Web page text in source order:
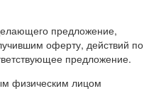
предложение,
оферту, действий по
предложение.
физическим лицом